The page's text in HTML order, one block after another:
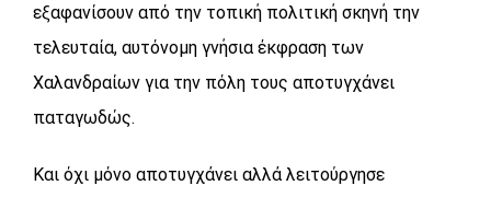
εξαφανίσουν από την τοπική πολιτική σκηνή την
τελευταία, αυτόνομη γνήσια έκφραση των
Χαλανδραίων για την πόλη τους αποτυγχάνει
παταγωδώς.
Και όχι μόνο αποτυγχάνει αλλά λειτούργησε